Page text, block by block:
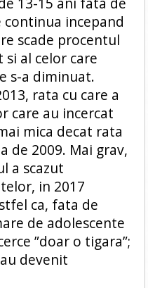
incepand
scade procentul
al celor care
s-a diminuat.
rata cu care a
care au incercat
mica decat rata
de 2009. Mai grav,
a scazut
in 2017
ca, fata de
de adolescente
”doar o tigara”;
devenit